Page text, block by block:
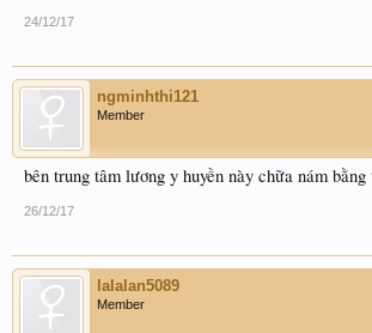
24/12/17
ngminhthi121
Member
bên trung tâm lương y huyền này chữa nám
26/12/17
lalalan5089
Member